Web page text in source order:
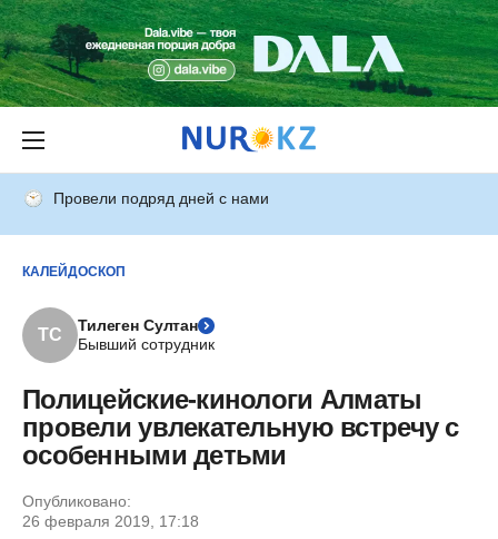
Провели подряд дней с нами
КАЛЕЙДОСКОП
ТС
Тилеген Султан
Бывший сотрудник
Полицейские-кинологи Алматы
провели увлекательную встречу с
особенными детьми
Опубликовано:
26 февраля 2019, 17:18